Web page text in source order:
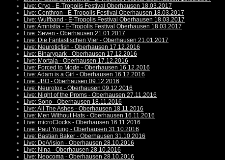
Live: Cryo - E-Tropolis Festival Oberhausen 18.03.2017
Live: Centhron - E-Tropolis Festival Oberhausen 18.03.2017
Live: Wulfband - E-Tropolis Festival Oberhausen 18.03.2017
Live: Amnistia - E-Tropolis Festival Oberhausen 18.03.2017
Live: Seven - Oberhausen 21.01.2017
Live: Die Fantastischen Vier - Oberhausen 21.01.2017
Live: Neuroticfish - Oberhausen 17.12.2016
Live: Binarypark - Oberhausen 17.12.2016
Live: Mortaja - Oberhausen 17.12.2016
Live: Forced to Mode - Oberhausen 16.12.2016
Live: Adam is a Girl - Oberhausen 16.12.2016
Live: JBO - Oberhausen 09.12.2016
Live: Neurotox - Oberhausen 09.12.2016
Live: Night of the Proms - Oberhausen 27.11.2016
Live: Sono - Oberhausen 18.11.2016
Live: All The Ashes - Oberhausen 18.11.2016
Live: Men Without Hats - Oberhausen 16.11.2016
Live: microClocks - Oberhausen 16.11.2016
Live: Paul Young - Oberhausen 31.10.2016
Live: Bastian Baker - Oberhausen 31.10.2016
Live: De/Vision - Oberhausen 28.10.2016
Live: Nina - Oberhausen 28.10.2016
Live: Neocoma - Oberhausen 28.10.2016